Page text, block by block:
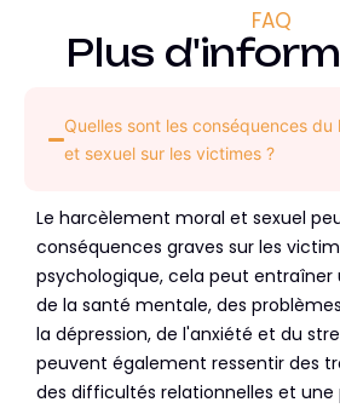
FAQ
Plus
Quelles sont les conséquences
et sexuel sur les victimes ?
Le harcèlement moral et sexuel
conséquences graves sur les
psychologique, cela peut
de la santé mentale, des
la dépression, de l'anxiété et du
peuvent également ressentir des
des difficultés relationnelles et